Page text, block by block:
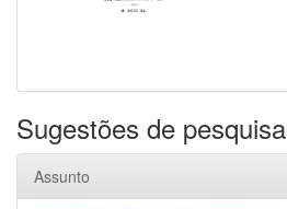
Sugestões de pesquisa
Assunto